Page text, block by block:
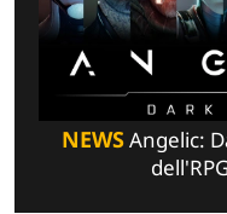
NEWSAngelic: